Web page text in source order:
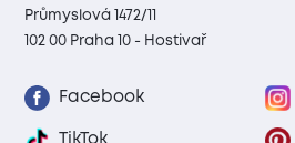
Průmyslová 1472/11
102 00 Praha 10 - Hostivař
Facebook
TikTok